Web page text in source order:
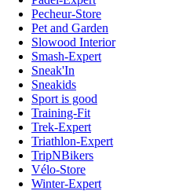
Pecheur-Store
Pet and Garden
Slowood Interior
Smash-Expert
Sneak'In
Sneakids
Sport is good
Training-Fit
Trek-Expert
Triathlon-Expert
TripNBikers
Vélo-Store
Winter-Expert